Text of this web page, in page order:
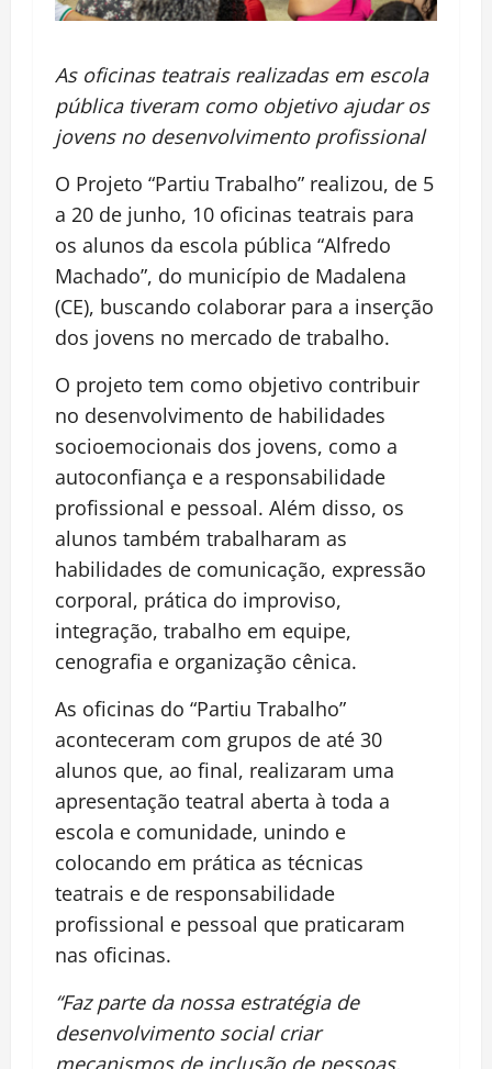
As oficinas teatrais realizadas em escola
pública tiveram como objetivo ajudar os
jovens no desenvolvimento profissional
O Projeto “Partiu Trabalho” realizou, de 5
a 20 de junho, 10 oficinas teatrais para
os alunos da escola pública “Alfredo
Machado”, do município de Madalena
(CE), buscando colaborar para a inserção
dos jovens no mercado de trabalho.
O projeto tem como objetivo contribuir
no desenvolvimento de habilidades
socioemocionais dos jovens, como a
autoconfiança e a responsabilidade
profissional e pessoal. Além disso, os
alunos também trabalharam as
habilidades de comunicação, expressão
corporal, prática do improviso,
integração, trabalho em equipe,
cenografia e organização cênica.
As oficinas do “Partiu Trabalho”
aconteceram com grupos de até 30
alunos que, ao final, realizaram uma
apresentação teatral aberta à toda a
escola e comunidade, unindo e
colocando em prática as técnicas
teatrais e de responsabilidade
profissional e pessoal que praticaram
nas oficinas.
“Faz parte da nossa estratégia de
desenvolvimento social criar
mecanismos de inclusão de pessoas,